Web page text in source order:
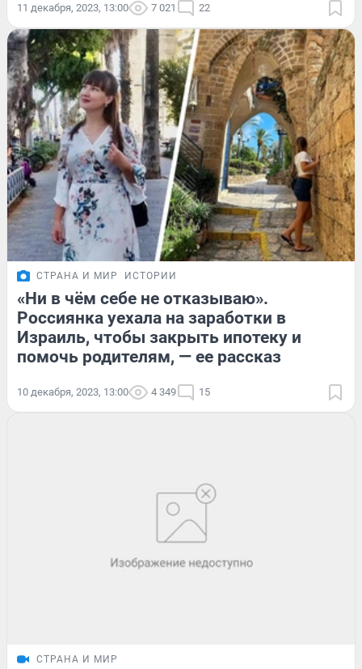
11 декабря, 2023, 13:00 7 021 22
СТРАНА И МИР ИСТОРИИ
«Ни в чём себе не отказываю».
Россиянка уехала на заработки в
Израиль, чтобы закрыть ипотеку и
помочь родителям, — ее рассказ
10 декабря, 2023, 13:00 4 349 15
СТРАНА И МИР